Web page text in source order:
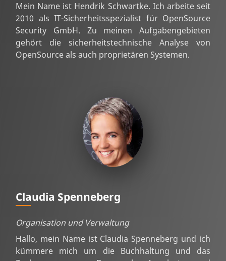
Mein Name ist Hendrik Schwartke. Ich arbeite seit
2010 als IT-Sicherheitsspezialist für OpenSource
Security GmbH. Zu meinen Aufgabengebieten
gehört die sicherheitstechnische Analyse von
OpenSource als auch proprietären Systemen.
Claudia Spenneberg
Organisation und Verwaltung
Hallo, mein Name ist Claudia Spenneberg und ich
kümmere mich um die Buchhaltung und das